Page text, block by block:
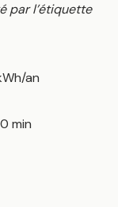
par l’étiquette
an
min